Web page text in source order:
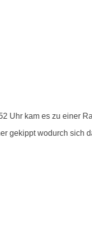
Uhr kam es zu einer
gekippt wodurch sich